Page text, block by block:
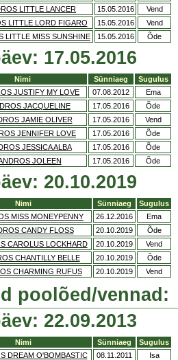
LITTLE LANCER 15.05.2016
Vend
LITTLE LORD FIGARO 15.05.2016
Vend
LITTLE MISS SUNSHINE 15.05.2016 Õde
17.05.2016
Nimi Sünniaeg
Sugulus
JUSTIFY MY LOVE 07.08.2012
Ema
JACQUELINE 17.05.2016
Õde
JAMIE OLIVER 17.05.2016
Vend
JENNIFER LOVE 17.05.2016
Õde
JESSICA ALBA 17.05.2016
Õde
JOLEEN 17.05.2016 Õde
20.10.2019
Nimi Sünniaeg
Sugulus
MISS MONEYPENNY 26.12.2016
Ema
CANDY FLOSS 20.10.2019
Õde
CAROLUS LOCKHARD 20.10.2019
Vend
CHANTILLY BELLE 20.10.2019
Õde
CHARMING RUFUS 20.10.2019 Vend
poolõed/vennad:
22.09.2013
Nimi Sünniaeg
Sugulus
DREAM O'BOMBASTIC 08.11.2011
Isa